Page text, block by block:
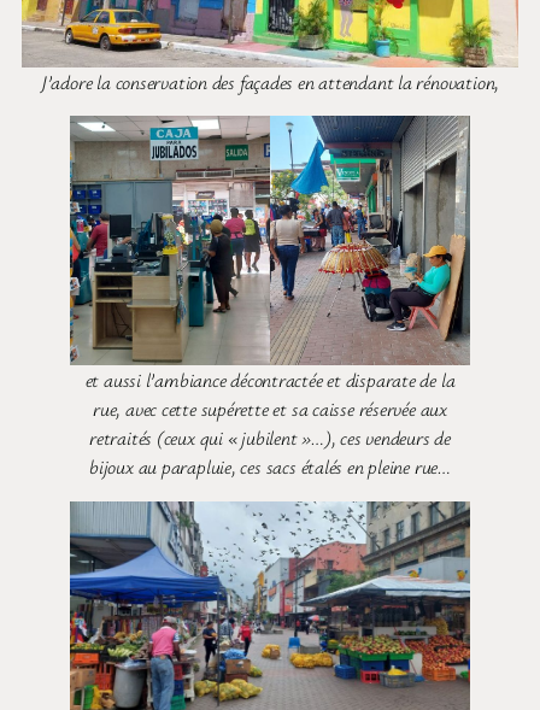
J’adore la conservation des façades en attendant la rénovation,
et aussi l’ambiance décontractée et disparate de la
rue, avec cette supérette et sa caisse réservée aux
retraités (ceux qui « jubilent »…), ces vendeurs de
bijoux au parapluie, ces sacs étalés en pleine rue…